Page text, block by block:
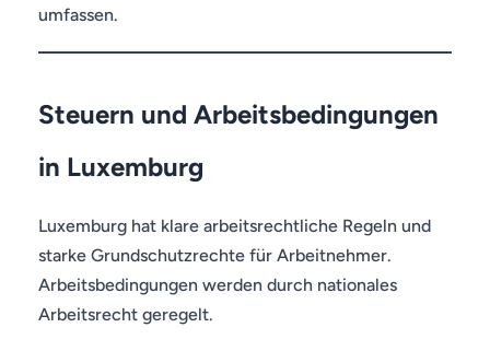
umfassen.
Steuern und Arbeitsbedingungen
in Luxemburg
Luxemburg hat klare arbeitsrechtliche Regeln und
starke Grundschutzrechte für Arbeitnehmer.
Arbeitsbedingungen werden durch nationales
Arbeitsrecht geregelt.